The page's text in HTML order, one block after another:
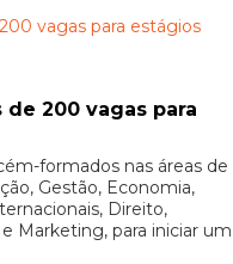
200 vagas para
formados nas áreas de
Gestão, Economia,
Direito,
Marketing, para iniciar um